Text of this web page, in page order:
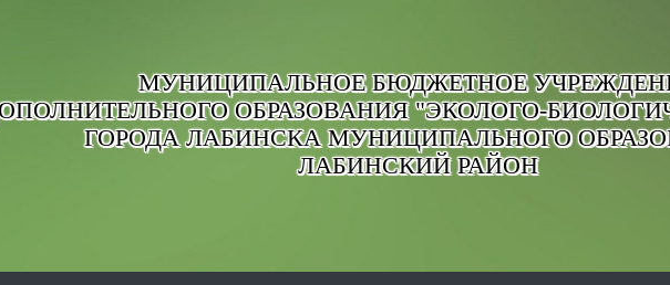
МУНИЦИПАЛЬНОЕ БЮДЖЕТНОЕ
ОБРАЗОВАНИЯ "ЭКОЛОГО-
ГОРОДА ЛАБИНСКА МУНИЦИПАЛЬНОГО
ЛАБИНСКИЙ РАЙОН